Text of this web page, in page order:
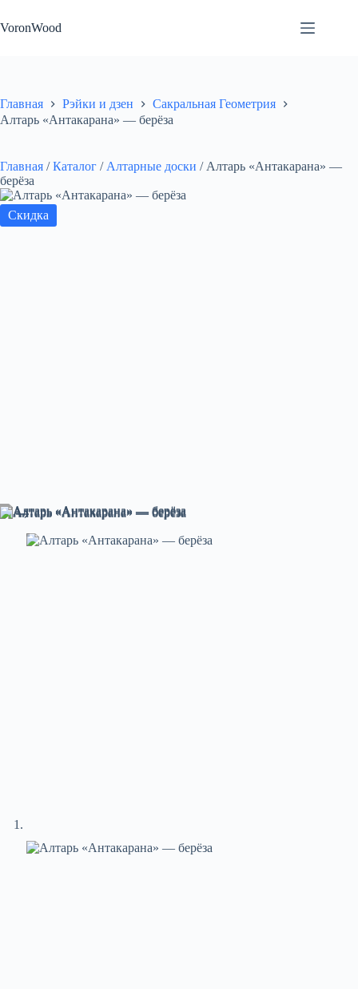
к
сути
VoronWood
Главная Рэйки и дзен
Сакральная Геометрия
Алтарь «Антакарана» — берёза
Главная / Каталог / Алтарные доски / Алтарь «Антакарана» —
берёза
Скидка